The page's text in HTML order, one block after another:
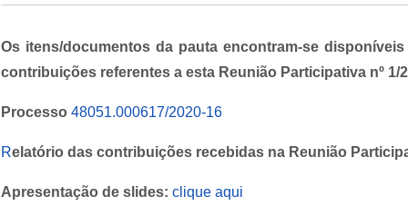
Os itens/documentos da pauta encontram-se
contribuições referentes a esta Reunião Participativa nº 1/
Processo 48051.000617/2020-16
Relatório das contribuições recebidas na Reunião
Apresentação de slides: clique aqui